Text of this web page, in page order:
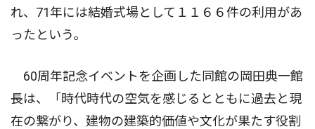
れ、71年には結婚式場として１１６６件の利用があ
ったという。
60周年記念イベントを企画した同館の岡田典一館
長は、「時代時代の空気を感じるとともに過去と現
在の繋がり、建物の建築的価値や文化が果たす役割